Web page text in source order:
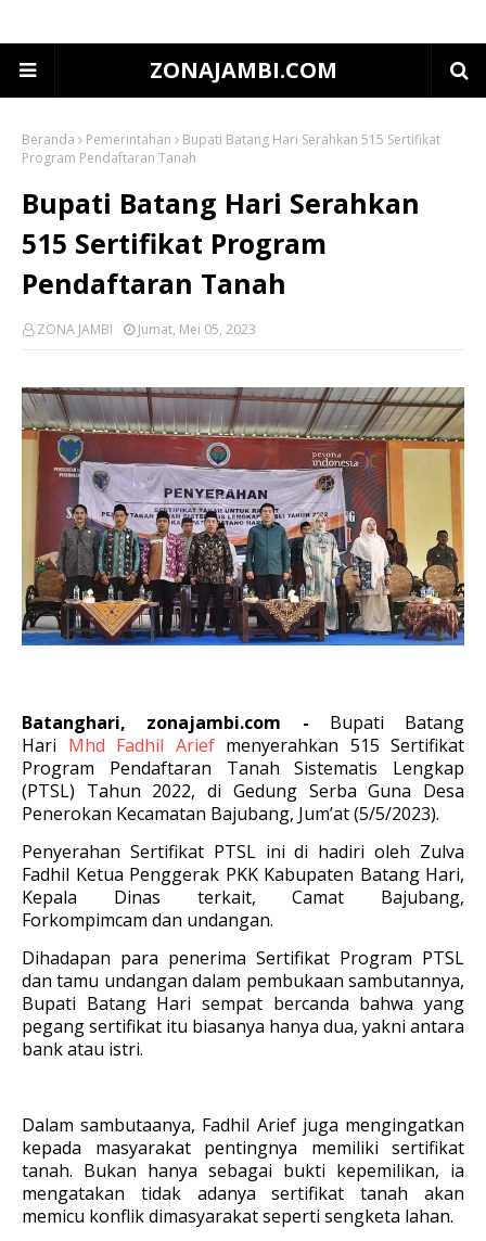
ZONAJAMBI.COM
Beranda Pemerintahan
Bupati Batang Hari Serahkan 515 Sertifikat
Program Pendaftaran Tanah
Bupati Batang Hari Serahkan
515 Sertifikat Program
Pendaftaran Tanah
ZONA JAMBI Jumat, Mei 05, 2023
Batanghari, zonajambi.com - Bupati Batang
Hari Mhd Fadhil Arief menyerahkan 515 Sertifikat
Program Pendaftaran Tanah Sistematis Lengkap
(PTSL) Tahun 2022, di Gedung Serba Guna Desa
Penerokan Kecamatan Bajubang, Jum’at (5/5/2023).
Penyerahan Sertifikat PTSL ini di hadiri oleh Zulva
Fadhil Ketua Penggerak PKK Kabupaten Batang Hari,
Kepala Dinas terkait, Camat Bajubang,
Forkompimcam dan undangan.
Dihadapan para penerima Sertifikat Program PTSL
dan tamu undangan dalam pembukaan sambutannya,
Bupati Batang Hari sempat bercanda bahwa yang
pegang sertifikat itu biasanya hanya dua, yakni antara
bank atau istri.
Dalam sambutaanya, Fadhil Arief juga mengingatkan
kepada masyarakat pentingnya memiliki sertifikat
tanah. Bukan hanya sebagai bukti kepemilikan, ia
mengatakan tidak adanya sertifikat tanah akan
memicu konflik dimasyarakat seperti sengketa lahan.